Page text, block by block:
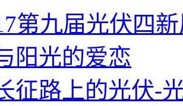
第九届光伏四
阳光的爱恋
征路上的光伏-